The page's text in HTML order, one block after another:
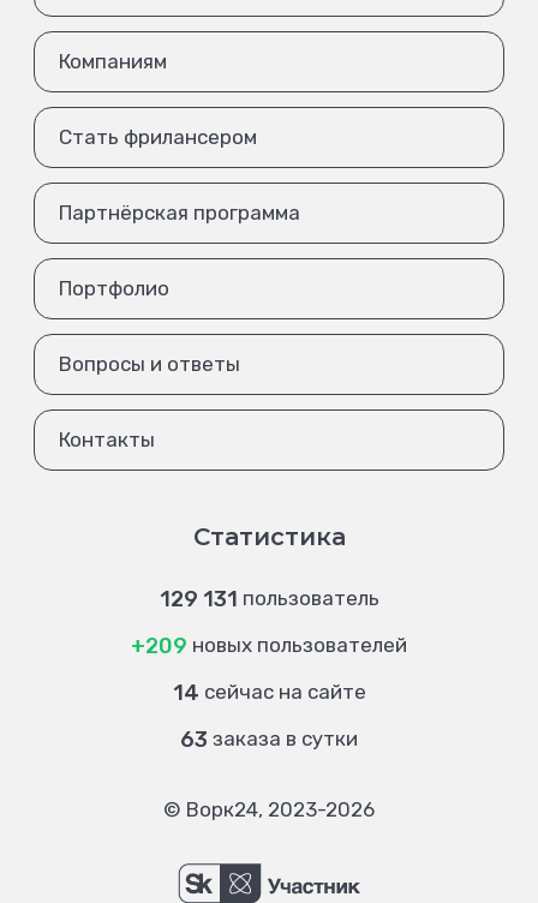
Компаниям
Стать фрилансером
Партнёрская программа
Портфолио
Вопросы и ответы
Контакты
Статистика
129 131 пользователь
+209 новых пользователей
14 сейчас на сайте
63 заказа в сутки
© Ворк24, 2023-2026